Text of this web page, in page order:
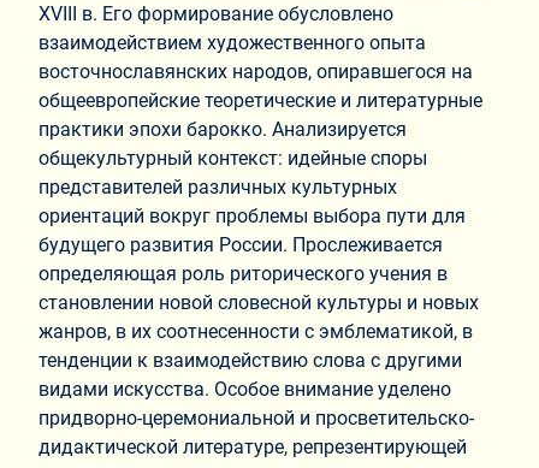
XVIII в. Его формирование обусловлено
взаимодействием художественного опыта
восточнославянских народов, опиравшегося на
общеевропейские теоретические и литературные
практики эпохи барокко. Анализируется
общекультурный контекст: идейные споры
представителей различных культурных
ориентаций вокруг проблемы выбора пути для
будущего развития России. Прослеживается
определяющая роль риторического учения в
становлении новой словесной культуры и новых
жанров, в их соотнесенности с эмблематикой, в
тенденции к взаимодействию слова с другими
видами искусства. Особое внимание уделено
придворно-церемониальной и просветительско-
дидактической литературе, репрезентирующей